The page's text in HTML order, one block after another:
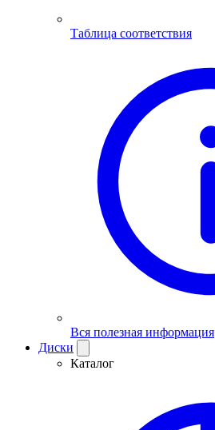
Таблица соответствия
Вся полезная информация
Диски
Каталог